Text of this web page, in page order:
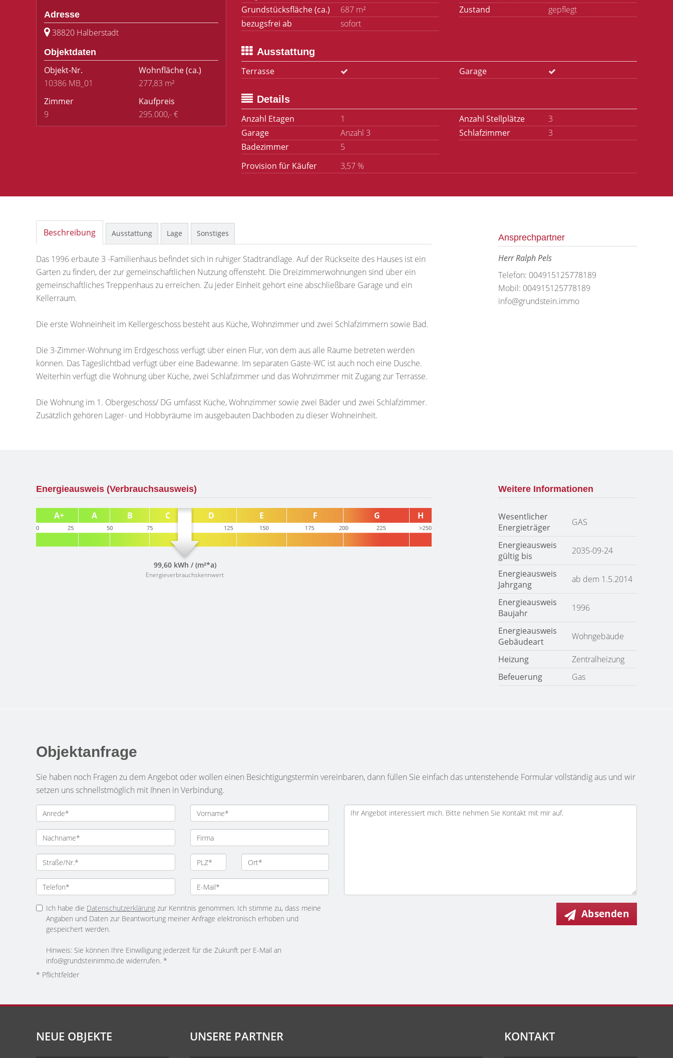
Adresse
38820 Halberstadt
Objektdaten
Objekt-Nr.
10386 MB_01
Wohnfläche(ca.)
277,83 m²
Zimmer
9
Kaufpreis
295.000,- €
Grundstücksfläche (ca.)
687 m² Zustand
gepflegt
bezugsfrei ab
sofort
Ausstattung
Terrasse
Garage
Details
Anzahl Etagen
1 Anzahl Stellplätze
3
Garage
Anzahl 3 Schlafzimmer
3
Badezimmer
5
Provision für Käufer
3,57 %
Beschreibung Ausstattung Lage Sonstiges
Das 1996 erbaute 3 -Familienhaus befindet sich in ruhiger Stadtrandlage. Auf der Rückseite des Hauses ist ein
Garten zu finden, der zur gemeinschaftlichen Nutzung offensteht. Die Dreizimmerwohnungen sind über ein
gemeinschaftliches Treppenhaus zu erreichen. Zu jeder Einheit gehört eine abschließbare Garage und ein
Kellerraum.
Die erste Wohneinheit im Kellergeschoss besteht aus Küche, Wohnzimmer und zwei Schlafzimmern sowie Bad.
Die 3-Zimmer-Wohnung im Erdgeschoss verfügt über einen Flur, von dem aus alle Räume betreten werden
können. Das Tageslichtbad verfügt über eine Badewanne. Im separaten Gäste-WC ist auch noch eine Dusche.
Weiterhin verfügt die Wohnung über Küche, zwei Schlafzimmer und das Wohnzimmer mit Zugang zur Terrasse.
Die Wohnung im 1. Obergeschoss/ DG umfasst Küche, Wohnzimmer sowie zwei Bäder und zwei Schlafzimmer.
Zusätzlich gehören Lager- und Hobbyräume im ausgebauten Dachboden zu dieser Wohneinheit.
Ansprechpartner
Herr Ralph Pels
Telefon: 004915125778189
Mobil: 004915125778189
info@grundstein.immo
Energieausweis (Verbrauchsausweis)
99,60 kWh / (m²*a)
Energieverbrauchskennwert
Weitere Informationen
Wesentlicher
Energieträger
GAS
Energieausweis
gültig bis
2035-09-24
Energieausweis
Jahrgang
ab dem 1.5.2014
Energieausweis
Baujahr
1996
Energieausweis
Gebäudeart
Wohngebäude
Heizung
Zentralheizung
Befeuerung
Gas
Objektanfrage
Sie haben noch Fragen zu dem Angebot oder wollen einen Besichtigungstermin vereinbaren, dann füllen Sie einfach das untenstehende Formular vollständig aus und wir
setzen uns schnellstmöglich mit Ihnen in Verbindung.
Ich habe die Datenschutzerklärung zur Kenntnis genommen. Ich stimme zu, dass meine
Angaben und Daten zur Beantwortung meiner Anfrage elektronisch erhoben und
gespeichert werden.
Hinweis: Sie können Ihre Einwilligung jederzeit für die Zukunft per E-Mail an
info@grundsteinimmo.de widerrufen. *
* Pflichtfelder
Absenden
NEUE OBJEKTE UNSERE PARTNER KONTAKT